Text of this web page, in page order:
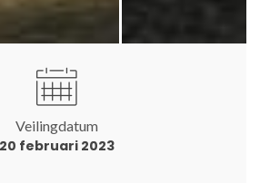
Veilingdatum
20 februari 2023